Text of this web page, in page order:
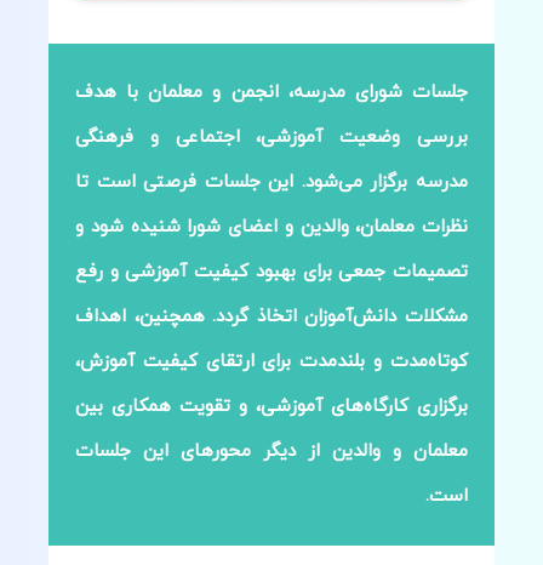
جلسات شورای مدرسه، انجمن و معلمان با هدف
بررسی وضعیت آموزشی، اجتماعی و فرهنگی
مدرسه برگزار می‌شود. این جلسات فرصتی است تا
نظرات معلمان، والدین و اعضای شورا شنیده شود و
تصمیمات جمعی برای بهبود کیفیت آموزشی و رفع
مشکلات دانش‌آموزان اتخاذ گردد. همچنین، اهداف
کوتاه‌مدت و بلندمدت برای ارتقای کیفیت آموزش،
برگزاری کارگاه‌های آموزشی، و تقویت همکاری بین
معلمان و والدین از دیگر محورهای این جلسات
است.